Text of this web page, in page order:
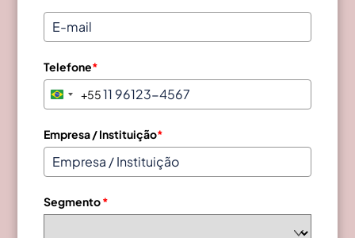
Telefone*
B
a
z
i
+
+55
Empresa / Instituição*
Segmento*